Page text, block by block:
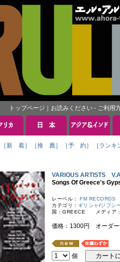
トップページ お読みください - ご利用
［新 着］ ［推 薦］ ［予 約］ ［ランキ
VARIOUS ARTISTS
Songs Of Greece's
レーベル： FM RECORDS
カテゴリ： ギリシャ/ジプシ
国：GREECE メディア
価格：1300円 オーダー
個